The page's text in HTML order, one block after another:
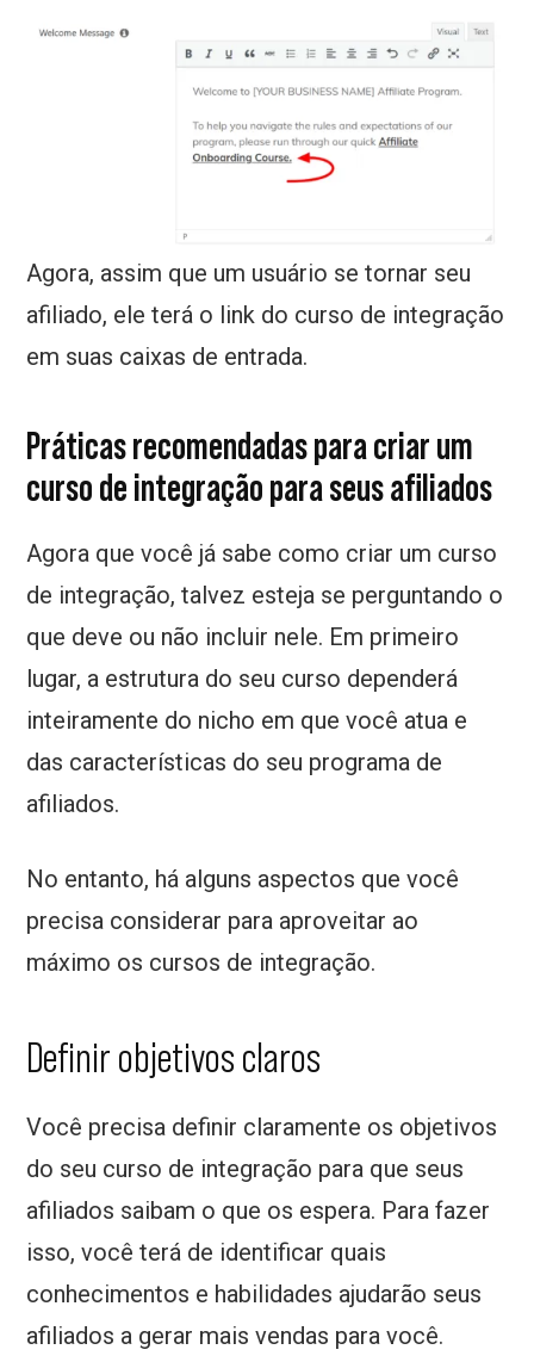
Agora, assim que um usuário se tornar seu
afiliado, ele terá o link do curso de integração
em suas caixas de entrada.
Práticas recomendadas para criar um
curso de integração para seus afiliados
Agora que você já sabe como criar um curso
de integração, talvez esteja se perguntando o
que deve ou não incluir nele. Em primeiro
lugar, a estrutura do seu curso dependerá
inteiramente do nicho em que você atua e
das características do seu programa de
afiliados.
No entanto, há alguns aspectos que você
precisa considerar para aproveitar ao
máximo os cursos de integração.
Definir objetivos claros
Você precisa definir claramente os objetivos
do seu curso de integração para que seus
afiliados saibam o que os espera. Para fazer
isso, você terá de identificar quais
conhecimentos e habilidades ajudarão seus
afiliados a gerar mais vendas para você.